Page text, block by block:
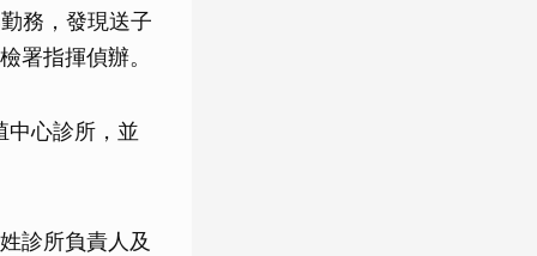
務，發現送子
署指揮偵辦。
中心診所，並
診所負責人及